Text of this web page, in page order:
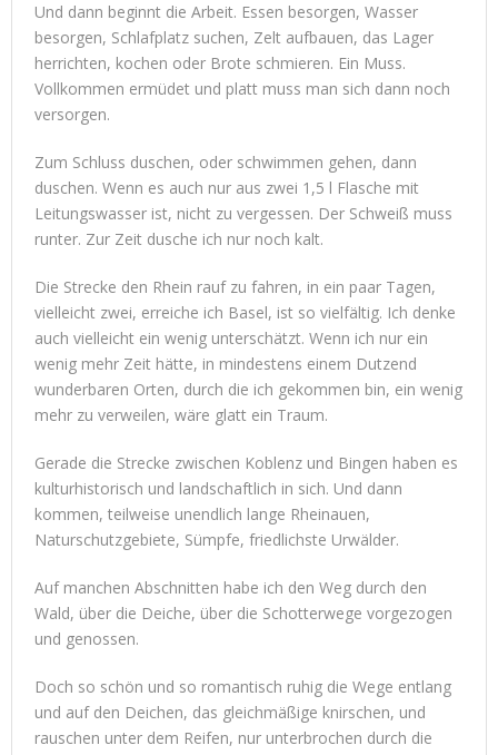
Und dann beginnt die Arbeit. Essen besorgen, Wasser
besorgen, Schlafplatz suchen, Zelt aufbauen, das Lager
herrichten, kochen oder Brote schmieren. Ein Muss.
Vollkommen ermüdet und platt muss man sich dann noch
versorgen.
Zum Schluss duschen, oder schwimmen gehen, dann
duschen. Wenn es auch nur aus zwei 1,5 l Flasche mit
Leitungswasser ist, nicht zu vergessen. Der Schweiß muss
runter. Zur Zeit dusche ich nur noch kalt.
Die Strecke den Rhein rauf zu fahren, in ein paar Tagen,
vielleicht zwei, erreiche ich Basel, ist so vielfältig. Ich denke
auch vielleicht ein wenig unterschätzt. Wenn ich nur ein
wenig mehr Zeit hätte, in mindestens einem Dutzend
wunderbaren Orten, durch die ich gekommen bin, ein wenig
mehr zu verweilen, wäre glatt ein Traum.
Gerade die Strecke zwischen Koblenz und Bingen haben es
kulturhistorisch und landschaftlich in sich. Und dann
kommen, teilweise unendlich lange Rheinauen,
Naturschutzgebiete, Sümpfe, friedlichste Urwälder.
Auf manchen Abschnitten habe ich den Weg durch den
Wald, über die Deiche, über die Schotterwege vorgezogen
und genossen.
Doch so schön und so romantisch ruhig die Wege entlang
und auf den Deichen, das gleichmäßige knirschen, und
rauschen unter dem Reifen, nur unterbrochen durch die